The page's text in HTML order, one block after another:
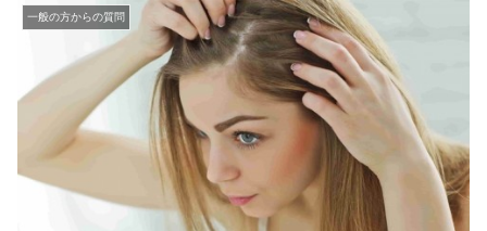
一般の方からの質問